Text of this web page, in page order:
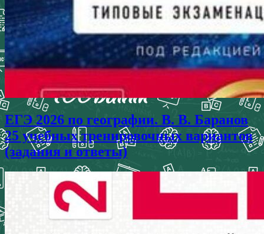
ЕГЭ 2026 по географии. В. В. Баранов
25 учебных тренировочных вариантов
(задания и ответы)